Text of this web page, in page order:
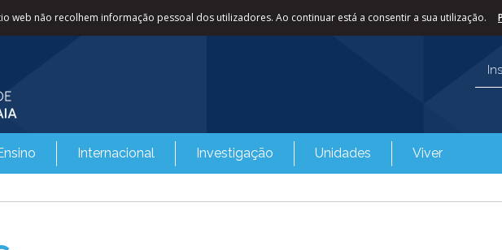
web não recolhem informação pessoal dos utilizadores. Ao continuar está a consentir a sua utilização.
Internacional Investigação Unidades Viver